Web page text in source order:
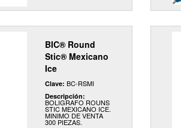
BIC® Round
Stic® Mexicano
Ice
Clave: BC-RSMI
Descripción:
BOLIGRAFO ROUNS
STIC MEXICANO ICE.
MINIMO DE VENTA
300 PIEZAS.